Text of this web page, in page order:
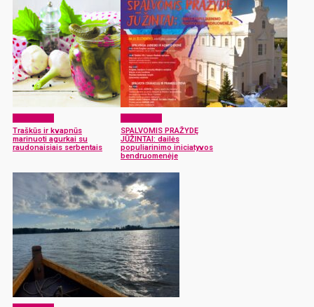
Traškūs ir kvapnūs
marinuoti agurkai su
raudonaisiais serbentais
SPALVOMIS PRAŽYDĘ
JŪŽINTAI: dailės
populiarinimo iniciatyvos
bendruomenėje